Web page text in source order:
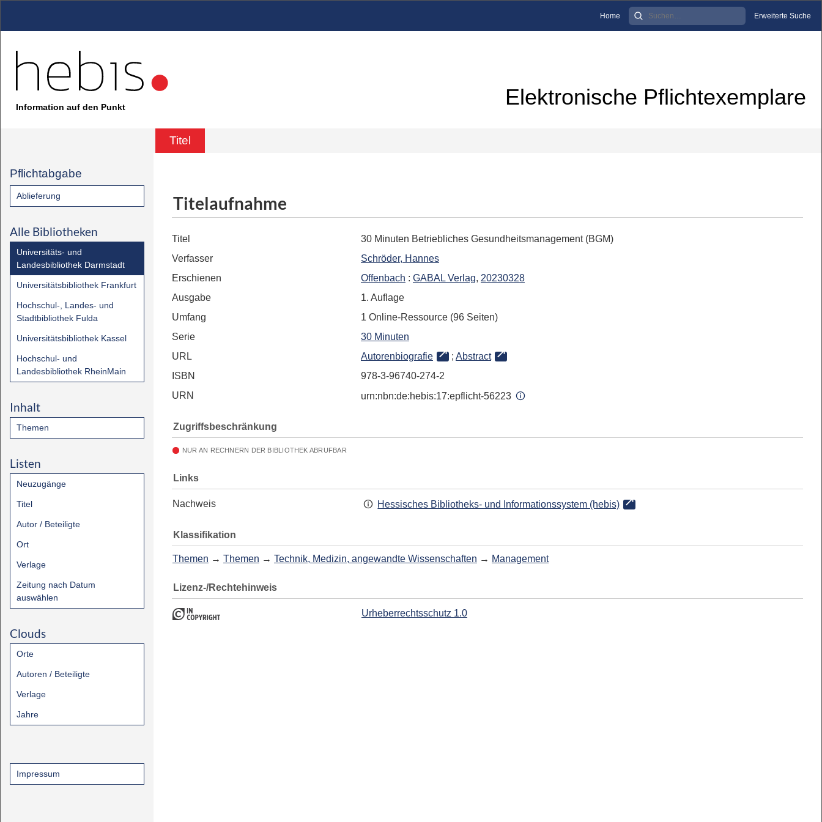
Home Erweiterte Suche
Information auf den Punkt Elektronische Pflichtexemplare
Titel
Pflichtabgabe
Ablieferung
Alle Bibliotheken
Universitäts- und
Landesbibliothek Darmstadt
Universitätsbibliothek Frankfurt
Hochschul-, Landes- und
Stadtbibliothek Fulda
Universitätsbibliothek Kassel
Hochschul- und
Landesbibliothek RheinMain
Inhalt
Themen
Listen
Neuzugänge
Titel
Autor / Beteiligte
Ort
Verlage
Zeitung nach Datum
auswählen
Clouds
Orte
Autoren / Beteiligte
Verlage
Jahre
Impressum
Titelaufnahme
Titel
30 Minuten Betriebliches Gesundheitsmanagement (BGM)
Verfasser
Schröder, Hannes
Erschienen
Offenbach : GABAL Verlag, 20230328
Ausgabe
1. Auflage
Umfang
1 Online-Ressource (96 Seiten)
Serie
30 Minuten
URL
Autorenbiografie ; Abstract
ISBN
978-3-96740-274-2
URN
urn:nbn:de:hebis:17:epflicht-56223
Zugriffsbeschränkung
NUR AN RECHNERN DER BIBLIOTHEK ABRUFBAR
Links
Nachweis Hessisches Bibliotheks- und Informationssystem (hebis)
Klassifikation
Themen → Themen → Technik, Medizin, angewandte Wissenschaften → Management
Lizenz-/Rechtehinweis
Urheberrechtsschutz 1.0